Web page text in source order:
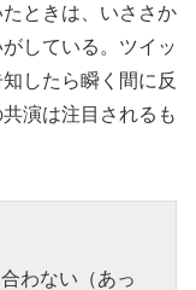
ときは、いささか
している。ツイッ
したら瞬く間に反
演は注目されるも
わない（あっ